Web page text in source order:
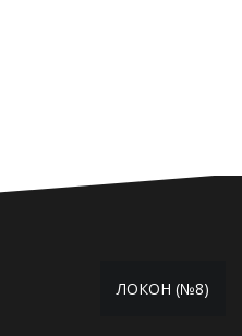
ЛОКОН (№8)